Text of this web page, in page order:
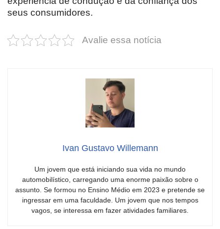
seus consumidores.
Avalie essa notícia
Ivan Gustavo Willemann
Um jovem que está iniciando sua vida no mundo
automobilístico, carregando uma enorme paixão sobre o
assunto. Se formou no Ensino Médio em 2023 e pretende se
ingressar em uma faculdade. Um jovem que nos tempos
vagos, se interessa em fazer atividades familiares.